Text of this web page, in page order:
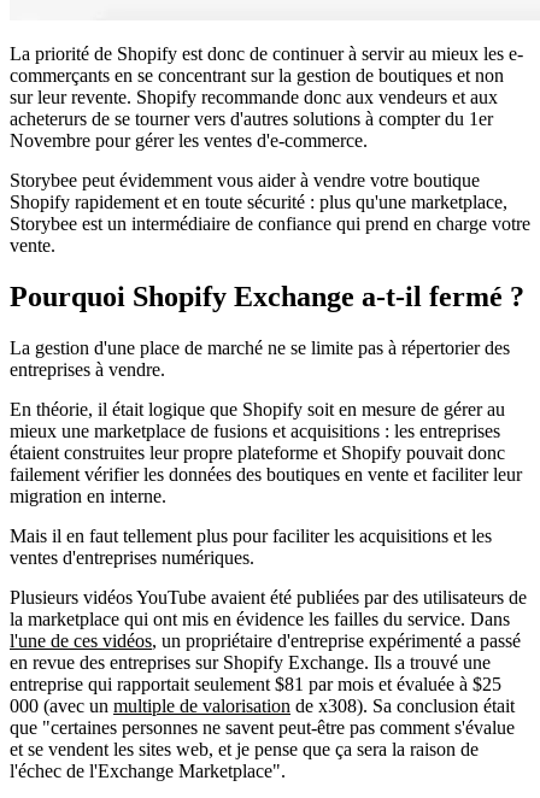
La priorité de Shopify est donc de continuer à servir au mieux les e-
commerçants en se concentrant sur la gestion de boutiques et non
sur leur revente. Shopify recommande donc aux vendeurs et aux
acheterurs de se tourner vers d'autres solutions à compter du 1er
Novembre pour gérer les ventes d'e-commerce.
Storybee peut évidemment vous aider à vendre votre boutique
Shopify rapidement et en toute sécurité : plus qu'une marketplace,
Storybee est un intermédiaire de confiance qui prend en charge votre
vente.
Pourquoi Shopify Exchange a-t-il fermé ?
La gestion d'une place de marché ne se limite pas à répertorier des
entreprises à vendre.
En théorie, il était logique que Shopify soit en mesure de gérer au
mieux une marketplace de fusions et acquisitions : les entreprises
étaient construites leur propre plateforme et Shopify pouvait donc
failement vérifier les données des boutiques en vente et faciliter leur
migration en interne.
Mais il en faut tellement plus pour faciliter les acquisitions et les
ventes d'entreprises numériques.
Plusieurs vidéos YouTube avaient été publiées par des utilisateurs de
la marketplace qui ont mis en évidence les failles du service. Dans
l'une de ces vidéos, un propriétaire d'entreprise expérimenté a passé
en revue des entreprises sur Shopify Exchange. Ils a trouvé une
entreprise qui rapportait seulement $81 par mois et évaluée à $25
000 (avec un multiple de valorisation de x308). Sa conclusion était
que "certaines personnes ne savent peut-être pas comment s'évalue
et se vendent les sites web, et je pense que ça sera la raison de
l'échec de l'Exchange Marketplace".